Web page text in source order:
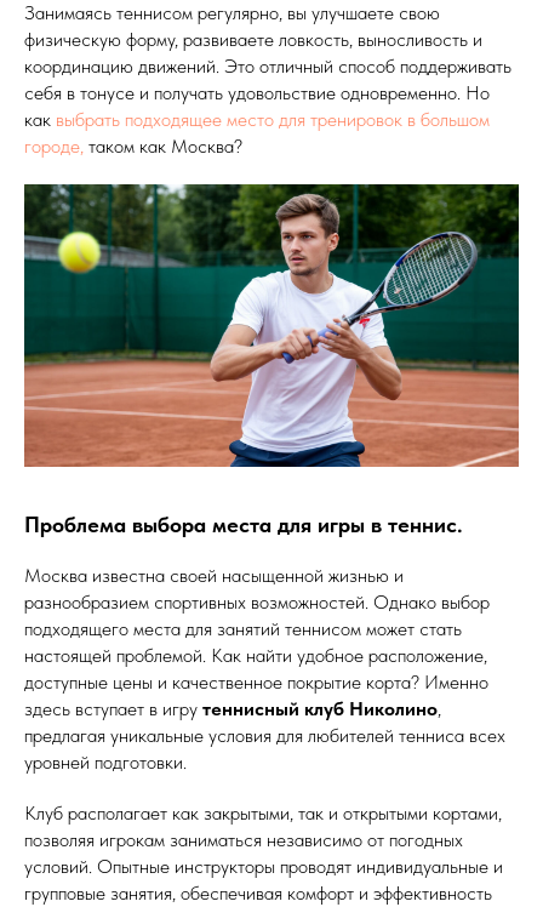
Занимаясь теннисом регулярно, вы улучшаете свою
физическую форму, развиваете ловкость, выносливость и
координацию движений. Это отличный способ поддерживать
себя в тонусе и получать удовольствие одновременно. Но
как выбрать подходящее место для тренировок в большом
городе, таком как Москва?
Проблема выбора места для игры в теннис.
Москва известна своей насыщенной жизнью и
разнообразием спортивных возможностей. Однако выбор
подходящего места для занятий теннисом может стать
настоящей проблемой. Как найти удобное расположение,
доступные цены и качественное покрытие корта? Именно
здесь вступает в игру теннисный клуб Николино,
предлагая уникальные условия для любителей тенниса всех
уровней подготовки.
Клуб располагает как закрытыми, так и открытыми кортами,
позволяя игрокам заниматься независимо от погодных
условий. Опытные инструкторы проводят индивидуальные и
групповые занятия, обеспечивая комфорт и эффективность